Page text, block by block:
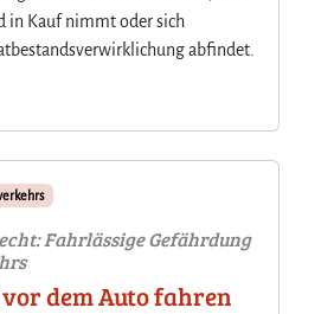
in Kauf nimmt oder sich
abfindet.
Fahrlässige Gefährdung
dem Auto fahren